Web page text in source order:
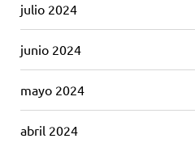
julio 2024
junio 2024
mayo 2024
abril 2024